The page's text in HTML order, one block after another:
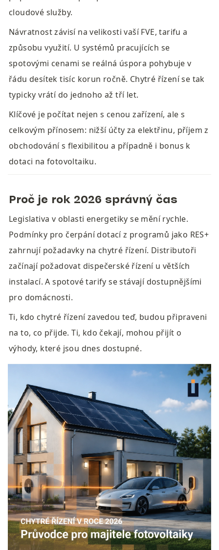
cloudové služby.
Návratnost závisí na velikosti vaší FVE, tarifu a
způsobu využití. U systémů pracujících se
spotovými cenami se reálná úspora pohybuje v
řádu desítek tisíc korun ročně. Chytré řízení se tak
typicky vrátí do jednoho až tří let.
Klíčové je počítat nejen s cenou zařízení, ale s
celkovým přínosem: nižší účty za elektřinu, příjem z
obchodování s flexibilitou a případně i bonus k
dotaci na fotovoltaiku.
Proč je rok 2026 správný čas
Legislativa v oblasti energetiky se mění rychle.
Podmínky pro čerpání dotací z programů jako RES+
zahrnují požadavky na chytré řízení. Distributoři
začínají požadovat dispečerské řízení u větších
instalací. A spotové tarify se stávají dostupnějšími
pro domácnosti.
Ti, kdo chytré řízení zavedou teď, budou připraveni
na to, co přijde. Ti, kdo čekají, mohou přijít o
výhody, které jsou dnes dostupné.